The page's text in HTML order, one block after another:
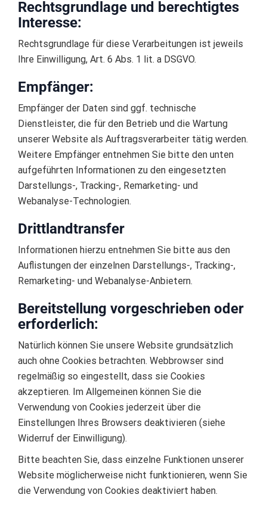
Rechtsgrundlage und berechtigtes
Interesse:
Rechtsgrundlage für diese Verarbeitungen ist jeweils
Ihre Einwilligung, Art. 6 Abs. 1 lit. a DSGVO.
Empfänger:
Empfänger der Daten sind ggf. technische
Dienstleister, die für den Betrieb und die Wartung
unserer Website als Auftragsverarbeiter tätig werden.
Weitere Empfänger entnehmen Sie bitte den unten
aufgeführten Informationen zu den eingesetzten
Darstellungs-, Tracking-, Remarketing- und
Webanalyse-Technologien.
Drittlandtransfer
Informationen hierzu entnehmen Sie bitte aus den
Auflistungen der einzelnen Darstellungs-, Tracking-,
Remarketing- und Webanalyse-Anbietern.
Bereitstellung vorgeschrieben oder
erforderlich:
Natürlich können Sie unsere Website grundsätzlich
auch ohne Cookies betrachten. Webbrowser sind
regelmäßig so eingestellt, dass sie Cookies
akzeptieren. Im Allgemeinen können Sie die
Verwendung von Cookies jederzeit über die
Einstellungen Ihres Browsers deaktivieren (siehe
Widerruf der Einwilligung).
Bitte beachten Sie, dass einzelne Funktionen unserer
Website möglicherweise nicht funktionieren, wenn Sie
die Verwendung von Cookies deaktiviert haben.